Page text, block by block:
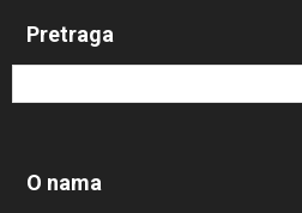
Pretraga
O nama